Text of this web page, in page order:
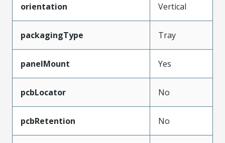
orientation Vertical
packagingType Tray
panelMount Yes
pcbLocator No
pcbRetention No